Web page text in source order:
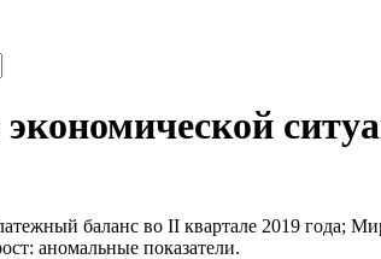
баланс во II квартале 2019 года;
аномальные показатели.